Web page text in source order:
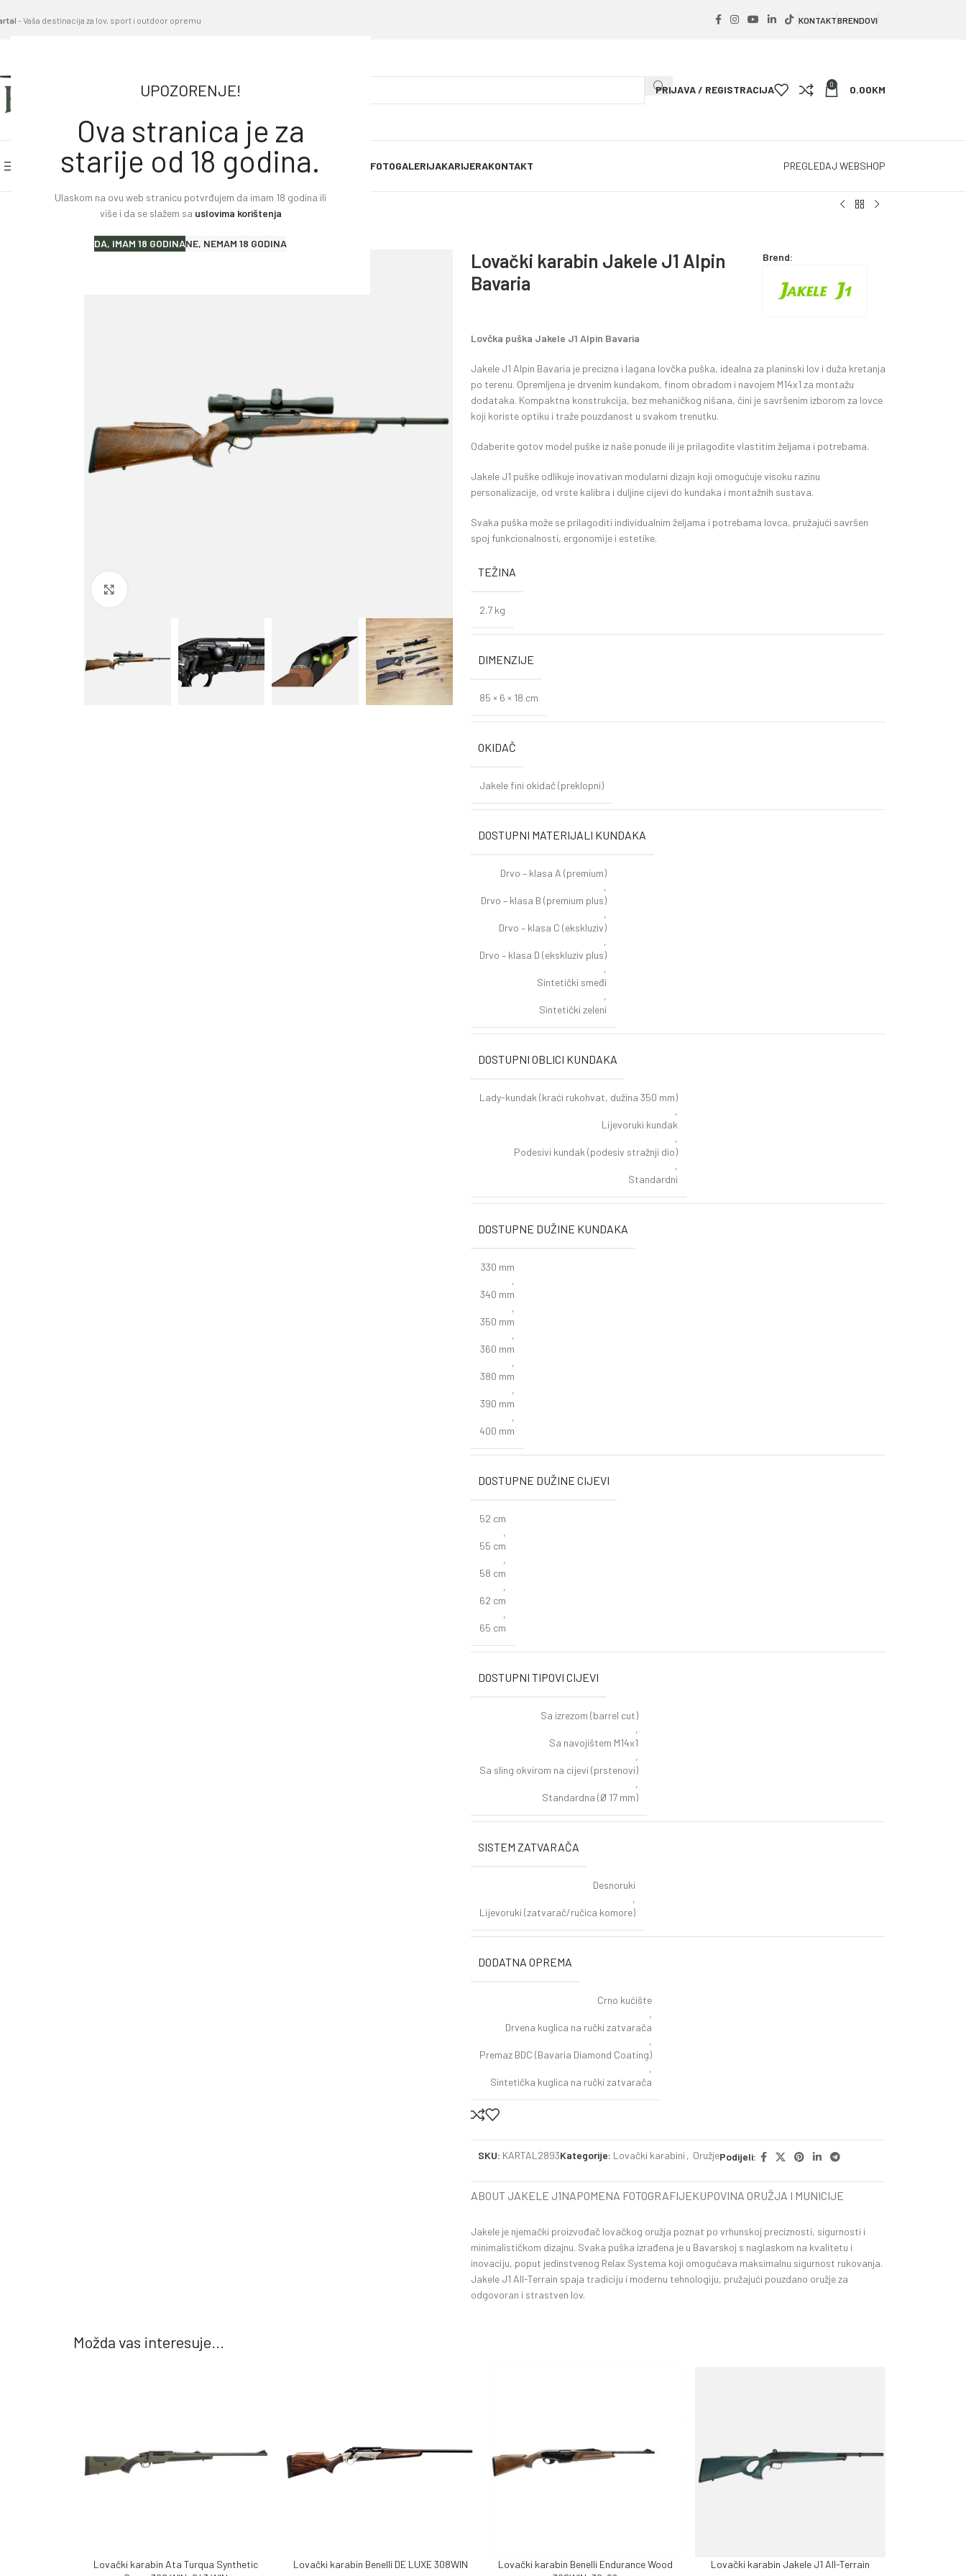
UPOZORENJE!
Ova stranica je za
starije od 18 godina.
Ulaskom na ovu web stranicu potvrđujem da imam 18 godina ili
više i da se slažem sa uslovima korištenja
DA, IMAM 18 GODINANE, NEMAM 18 GODINA
- Vaša destinacija za lov, sport i outdoor opremu KONTAKTBRENDOVI
PRIJAVA / REGISTRACIJA 0 0.00KM
PRETRAŽITE KATEGORIJE POČETNA STRANICABLOG OBJAVE FOTOGALERIJAKARIJERAKONTAKT PREGLEDAJ WEBSHOP
Home »Proizvodi »Lovački karabin Jakele J1 Alpin Bavaria
Lovački karabin Jakele J1 Alpin
Bavaria
Brend:
Lovčka puška Jakele J1 Alpin Bavaria
Jakele J1 Alpin Bavaria je precizna i lagana lovčka puška, idealna za planinski lov i duža kretanja
po terenu. Opremljena je drvenim kundakom, finom obradom i navojem M14x1 za montažu
dodataka. Kompaktna konstrukcija, bez mehaničkog nišana, čini je savršenim izborom za lovce
koji koriste optiku i traže pouzdanost u svakom trenutku.
Odaberite gotov model puške iz naše ponude ili je prilagodite vlastitim željama i potrebama.
Jakele J1 puške odlikuje inovativan modularni dizajn koji omogućuje visoku razinu
personalizacije, od vrste kalibra i duljine cijevi do kundaka i montažnih sustava.
Svaka puška može se prilagoditi individualnim željama i potrebama lovca, pružajući savršen
spoj funkcionalnosti, ergonomije i estetike.
TEŽINA
2.7 kg
DIMENZIJE
85 × 6 × 18 cm
OKIDAČ
Jakele fini okidač (preklopni)
DOSTUPNI MATERIJALI KUNDAKA
Drvo – klasa A (premium)
,
Drvo – klasa B (premium plus)
,
Drvo – klasa C (ekskluziv)
,
Drvo – klasa D (ekskluziv plus)
,
Sintetički smeđi
,
Sintetički zeleni
DOSTUPNI OBLICI KUNDAKA
Lady-kundak (kraći rukohvat, dužina 350 mm)
,
Lijevoruki kundak
,
Podesivi kundak (podesiv stražnji dio)
,
Standardni
DOSTUPNE DUŽINE KUNDAKA
330 mm
,
340 mm
,
350 mm
,
360 mm
,
380 mm
,
390 mm
,
400 mm
DOSTUPNE DUŽINE CIJEVI
52 cm
,
55 cm
,
58 cm
,
62 cm
,
65 cm
DOSTUPNI TIPOVI CIJEVI
Sa izrezom (barrel cut)
,
Sa navojištem M14x1
,
Sa sling okvirom na cijevi (prstenovi)
,
Standardna (Ø 17 mm)
SISTEM ZATVARAČA
Desnoruki
,
Lijevoruki (zatvarač/ručica komore)
DODATNA OPREMA
Crno kućište
,
Drvena kuglica na ručki zatvarača
,
Premaz BDC (Bavaria Diamond Coating)
,
Sintetička kuglica na ručki zatvarača
SKU: KARTAL2893Kategorije: Lovački karabini , OružjePodijeli:
ABOUT JAKELE J1NAPOMENA FOTOGRAFIJEKUPOVINA ORUŽJA I MUNICIJE
Jakele je njemački proizvođač lovačkog oružja poznat po vrhunskoj preciznosti, sigurnosti i
minimalističkom dizajnu. Svaka puška izrađena je u Bavarskoj s naglaskom na kvalitetu i
inovaciju, poput jedinstvenog Relax Systema koji omogućava maksimalnu sigurnost rukovanja.
Jakele J1 All-Terrain spaja tradiciju i modernu tehnologiju, pružajući pouzdano oružje za
odgovoran i strastven lov.
Možda vas interesuje...
DODAJ U KORPU
Lovački karabin Ata Turqua Synthetic
PROČITAJ VIŠE
Lovački karabin Benelli DE LUXE 308WIN DODAJ U KORPU
Lovački karabin Benelli Endurance Wood
PROČITAJ VIŠE
Lovački karabin Jakele J1 All-Terrain